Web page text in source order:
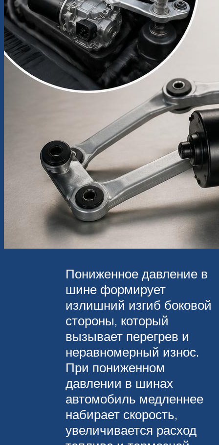
Пониженное давление в
шине формирует
излишний изгиб боковой
стороны, который
вызывает перегрев и
неравномерный износ.
При пониженном
давлении в шинах
автомобиль медленнее
набирает скорость,
увеличивается расход